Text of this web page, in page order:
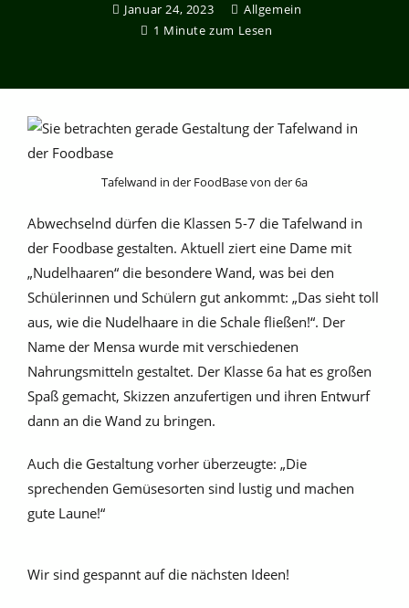
Januar 24, 2023
Allgemein
1 Minute zum Lesen
Tafelwand in der FoodBase von der 6a
Abwechselnd dürfen die Klassen 5-7 die Tafelwand in
der Foodbase gestalten. Aktuell ziert eine Dame mit
„Nudelhaaren“ die besondere Wand, was bei den
Schülerinnen und Schülern gut ankommt: „Das sieht toll
aus, wie die Nudelhaare in die Schale fließen!“. Der
Name der Mensa wurde mit verschiedenen
Nahrungsmitteln gestaltet. Der Klasse 6a hat es großen
Spaß gemacht, Skizzen anzufertigen und ihren Entwurf
dann an die Wand zu bringen.
Auch die Gestaltung vorher überzeugte: „Die
sprechenden Gemüsesorten sind lustig und machen
gute Laune!“
Wir sind gespannt auf die nächsten Ideen!